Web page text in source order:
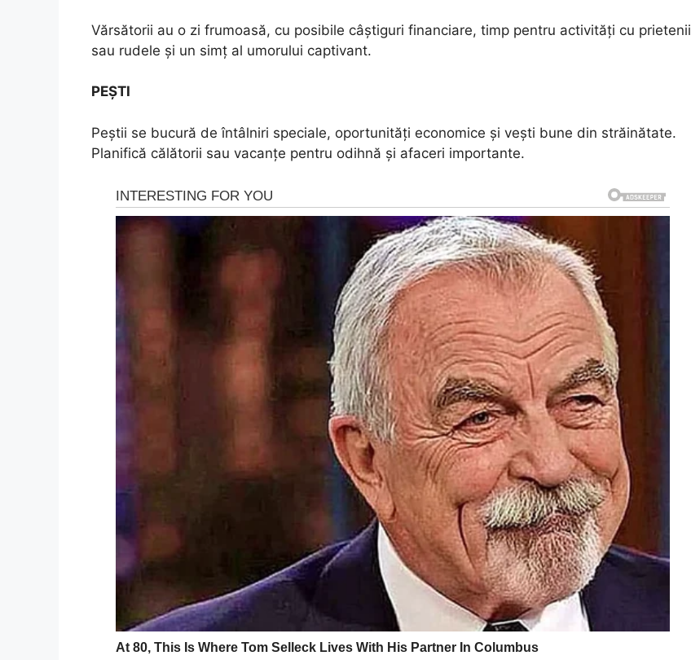
Vărsătorii au o zi frumoasă, cu posibile câștiguri financiare, timp pentru activități cu prietenii
sau rudele și un simț al umorului captivant.
PEŞTI
Peștii se bucură de întâlniri speciale, oportunități economice și vești bune din străinătate.
Planifică călătorii sau vacanțe pentru odihnă și afaceri importante.